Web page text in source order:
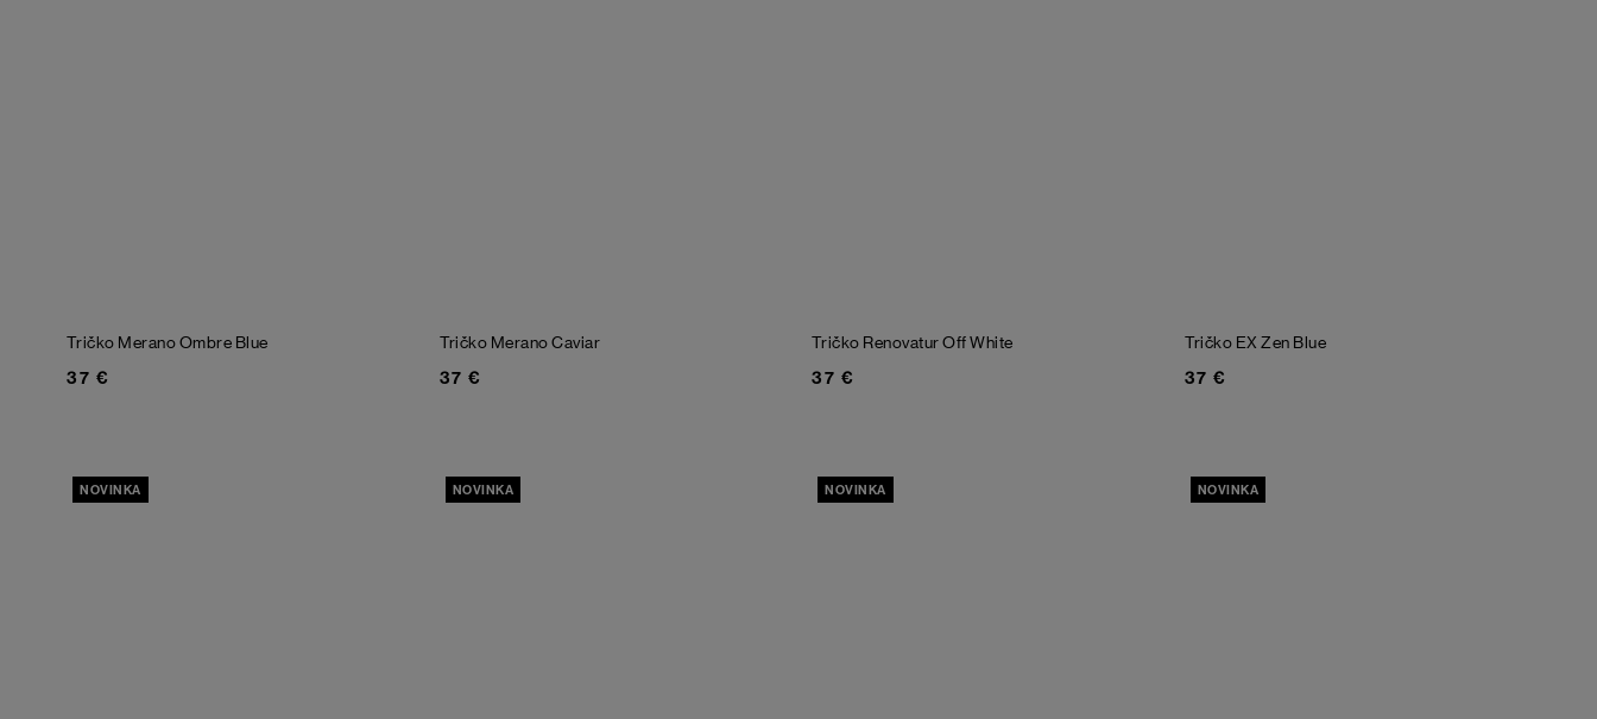
Tričko MeranoOmbre Blue
37 €
Tričko MeranoCaviar
37 €
Tričko RenovaturOff White
37 €
Tričko EXZen Blue
37 €
NOVINKA NOVINKA NOVINKA NOVINKA